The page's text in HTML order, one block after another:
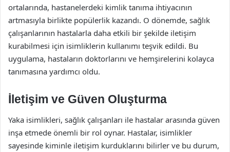
ortalarında, hastanelerdeki kimlik tanıma ihtiyacının
artmasıyla birlikte popülerlik kazandı. O dönemde, sağlık
çalışanlarının hastalarla daha etkili bir şekilde iletişim
kurabilmesi için isimliklerin kullanımı teşvik edildi. Bu
uygulama, hastaların doktorlarını ve hemşirelerini kolayca
tanımasına yardımcı oldu.
İletişim ve Güven Oluşturma
Yaka isimlikleri, sağlık çalışanları ile hastalar arasında güven
inşa etmede önemli bir rol oynar. Hastalar, isimlikler
sayesinde kiminle iletişim kurduklarını bilirler ve bu durum,